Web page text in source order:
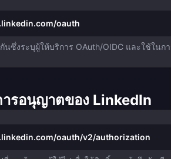
oauth
นซึ่งระบุผู้ให้บริการ OAuth/OIDC และใช้ในก
รอนุญาตของ LinkedIn
oauth/v2/authorization